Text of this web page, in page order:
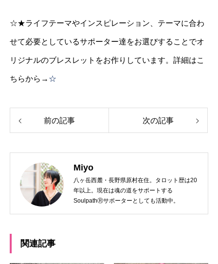
☆★ライフテーマやインスピレーション、テーマに合わ
せて必要としているサポーター達をお選びすることでオ
リジナルのブレスレットをお作りしています。詳細はこ
ちらから→ ☆
前の記事 次の記事
Miyo
八ヶ岳西麓・長野県原村在住。タロット歴は20
年以上。現在は魂の道をサポートする
SoulpathⓇサポーターとしても活動中。
関連記事